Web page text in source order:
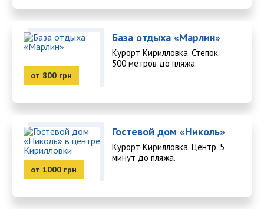
от 800 грн
База отдыха «Марлин»
Курорт Кирилловка. Степок.
500 метров до пляжа.
от 1000 грн
Гостевой дом «Николь»
Курорт Кирилловка. Центр. 5
минут до пляжа.